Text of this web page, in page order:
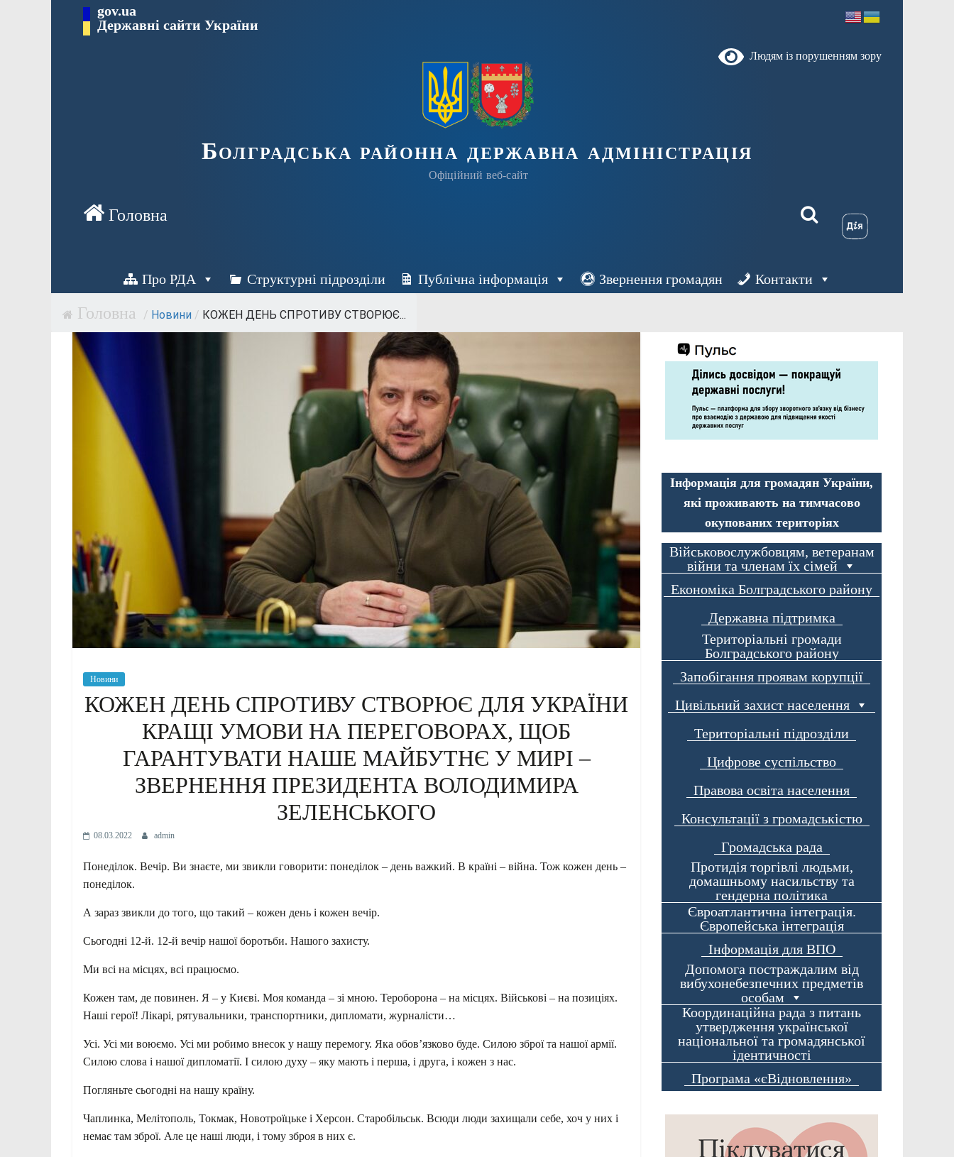
Перейти gov.ua
Державні сайти України
Людям із порушенням зору
Болградська районна державна адміністрація
Офіційний веб-сайт
Про РДА Структурні підрозділи Публічна інформація Звернення громадян Контакти
/ Новини / КОЖЕН ДЕНЬ СПРОТИВУ СТВОРЮЄ...
Новини
КОЖЕН ДЕНЬ СПРОТИВУ СТВОРЮЄ ДЛЯ УКРАЇНИ
КРАЩІ УМОВИ НА ПЕРЕГОВОРАХ, ЩОБ
ГАРАНТУВАТИ НАШЕ МАЙБУТНЄ У МИРІ –
ЗВЕРНЕННЯ ПРЕЗИДЕНТА ВОЛОДИМИРА
ЗЕЛЕНСЬКОГО
08.03.2022 admin
Понеділок. Вечір. Ви знаєте, ми звикли говорити: понеділок – день важкий. В країні – війна. Тож кожен день –
понеділок.
А зараз звикли до того, що такий – кожен день і кожен вечір.
Сьогодні 12-й. 12-й вечір нашої боротьби. Нашого захисту.
Ми всі на місцях, всі працюємо.
Кожен там, де повинен. Я – у Києві. Моя команда – зі мною. Тероборона – на місцях. Військові – на позиціях.
Наші герої! Лікарі, рятувальники, транспортники, дипломати, журналісти…
Усі. Усі ми воюємо. Усі ми робимо внесок у нашу перемогу. Яка обов’язково буде. Силою зброї та нашої армії.
Силою слова і нашої дипломатії. І силою духу – яку мають і перша, і друга, і кожен з нас.
Погляньте сьогодні на нашу країну.
Чаплинка, Мелітополь, Токмак, Новотроїцьке і Херсон. Старобільськ. Всюди люди захищали себе, хоч у них і
немає там зброї. Але це наші люди, і тому зброя в них є.
Інформація для громадян України,
які проживають на тимчасово
окупованих територіях
Військовослужбовцям, ветеранам
війни та членам їх сімей
Економіка Болградського району
Державна підтримка
Територіальні громади
Болградського району
Запобігання проявам корупції
Цивільний захист населення
Територіальні підрозділи
Цифрове суспільство
Правова освіта населення
Консультації з громадськістю
Громадська рада
Протидія торгівлі людьми,
домашньому насильству та
гендерна політика
Євроатлантична інтеграція.
Європейська інтеграція
Інформація для ВПО
Допомога постраждалим від
вибухонебезпечних предметів
особам
Координаційна рада з питань
утвердження української
національної та громадянської
ідентичності
Програма «єВідновлення»